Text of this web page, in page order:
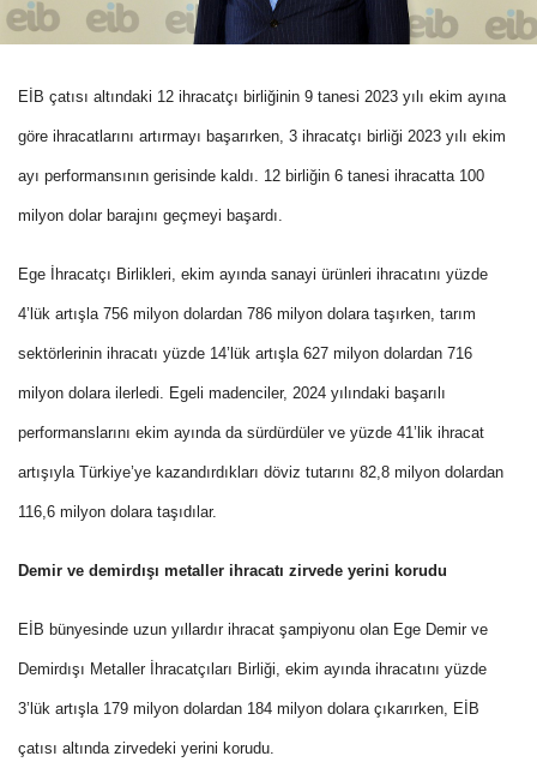
EİB çatısı altındaki 12 ihracatçı birliğinin 9 tanesi 2023 yılı ekim ayına
göre ihracatlarını artırmayı başarırken, 3 ihracatçı birliği 2023 yılı ekim
ayı performansının gerisinde kaldı. 12 birliğin 6 tanesi ihracatta 100
milyon dolar barajını geçmeyi başardı.
Ege İhracatçı Birlikleri, ekim ayında sanayi ürünleri ihracatını yüzde
4’lük artışla 756 milyon dolardan 786 milyon dolara taşırken, tarım
sektörlerinin ihracatı yüzde 14’lük artışla 627 milyon dolardan 716
milyon dolara ilerledi. Egeli madenciler, 2024 yılındaki başarılı
performanslarını ekim ayında da sürdürdüler ve yüzde 41’lik ihracat
artışıyla Türkiye’ye kazandırdıkları döviz tutarını 82,8 milyon dolardan
116,6 milyon dolara taşıdılar.
Demir ve demirdışı metaller ihracatı zirvede yerini korudu
EİB bünyesinde uzun yıllardır ihracat şampiyonu olan Ege Demir ve
Demirdışı Metaller İhracatçıları Birliği, ekim ayında ihracatını yüzde
3’lük artışla 179 milyon dolardan 184 milyon dolara çıkarırken, EİB
çatısı altında zirvedeki yerini korudu.